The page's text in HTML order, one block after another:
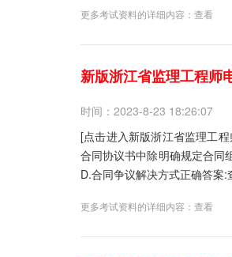
更多考试资料的详细内容： 查看
新版浙江省监理工程师
时间：2023-8-23 18:26:07
[点击进入新版浙江省监理工
合同协议书中除明确规定合同
D.合同争议解决方式正确答案
更多考试资料的详细内容： 查看